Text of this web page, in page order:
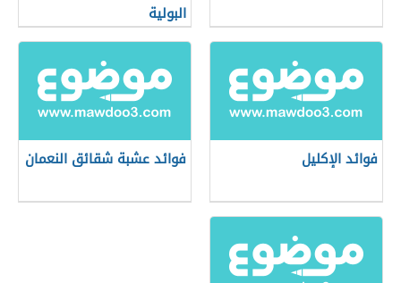
البولية
فوائد الإكليل فوائد عشبة شقائق النعمان